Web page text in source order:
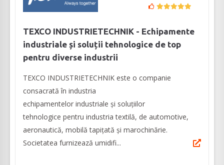
TEXCO INDUSTRIETECHNIK - Echipamente
industriale și soluții tehnologice de top
pentru diverse industrii
TEXCO INDUSTRIETECHNIK este o companie
consacrată în industria
echipamentelor industriale și soluțiilor
tehnologice pentru industria textilă, de automotive,
aeronautică, mobilă tapițată și marochinărie.
Societatea furnizează umidifi...